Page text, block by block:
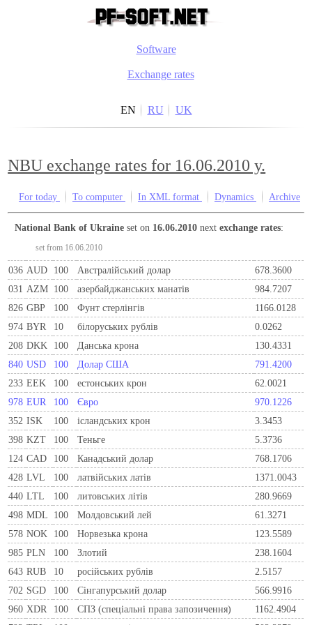
Software
Exchange rates
EN RU UK
NBU exchange rates for 16.06.2010 y.
For today To computer In XML format Dynamics Archive
National Bank of Ukraine set on 16.06.2010 nextexchange rates:
set from 16.06.2010
036 AUD 100 Австралійський долар
678.3600
031 AZM 100 азербайджанських манатів
984.7207
826 GBP 100 Фунт стерлінгів
1166.0128
974 BYR 10 білоруських рублів
0.0262
208 DKK 100 Данська крона
130.4331
840 USD 100 Долар США
791.4200
233 EEK 100 естонських крон
62.0021
978 EUR 100 Євро
970.1226
352 ISK 100 ісландських крон
3.3453
398 KZT 100 Теньге
5.3736
124 CAD 100 Канадський долар
768.1706
428 LVL 100 латвійських латів
1371.0043
440 LTL 100 литовських літів
280.9669
498 MDL 100 Молдовський лей
61.3271
578 NOK 100 Норвезька крона
123.5589
985 PLN 100 Злотий
238.1604
643 RUB 10 російських рублів
2.5157
702 SGD 100 Сінгапурський долар
566.9916
960 XDR 100 СПЗ (спеціальні права запозичення)
1162.4904